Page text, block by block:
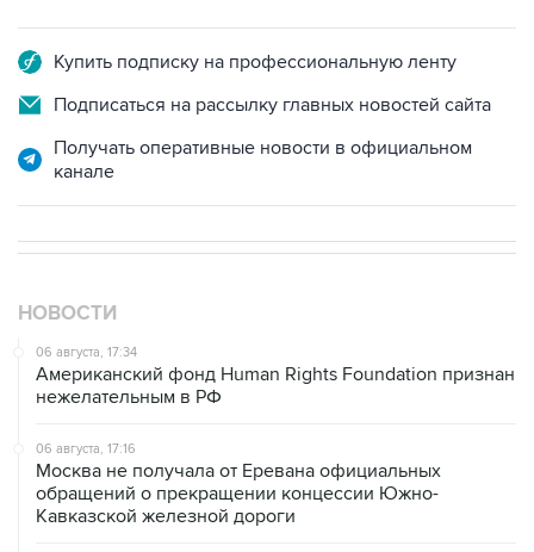
Купить подписку на профессиональную ленту
Подписаться на рассылку главных новостей сайта
Получать оперативные новости в официальном
канале
НОВОСТИ
06 августа, 17:34
Американский фонд Human Rights Foundation признан
нежелательным в РФ
06 августа, 17:16
Москва не получала от Еревана официальных
обращений о прекращении концессии Южно-
Кавказской железной дороги